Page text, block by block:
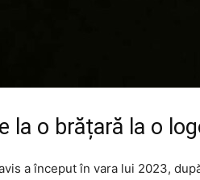
la o brățară la o
a început în vara lui 2023,